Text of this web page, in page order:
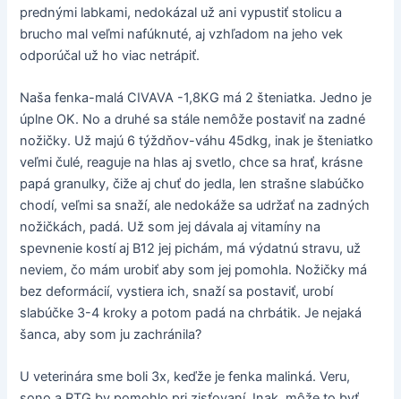
prednými labkami, nedokázal už ani vypustiť stolicu a
brucho mal veľmi nafúknuté, aj vzhľadom na jeho vek
odporúčal už ho viac netrápiť.
Naša fenka-malá CIVAVA -1,8KG má 2 šteniatka. Jedno je
úplne OK. No a druhé sa stále nemôže postaviť na zadné
nožičky. Už majú 6 týždňov-váhu 45dkg, inak je šteniatko
veľmi čulé, reaguje na hlas aj svetlo, chce sa hrať, krásne
papá granulky, čiže aj chuť do jedla, len strašne slabúčko
chodí, veľmi sa snaží, ale nedokáže sa udržať na zadných
nožičkách, padá. Už som jej dávala aj vitamíny na
spevnenie kostí aj B12 jej pichám, má výdatnú stravu, už
neviem, čo mám urobiť aby som jej pomohla. Nožičky má
bez deformácií, vystiera ich, snaží sa postaviť, urobí
slabúčke 3-4 kroky a potom padá na chrbátik. Je nejaká
šanca, aby som ju zachránila?
U veterinára sme boli 3x, keďže je fenka malinká. Veru,